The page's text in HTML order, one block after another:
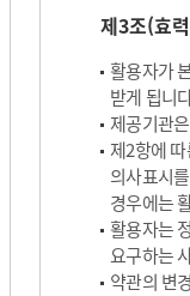
제3조(효
활용자가
받게 됩니
제공기관
제2항에
의사표시
경우에는
활용자는
요구하는
약관의 변